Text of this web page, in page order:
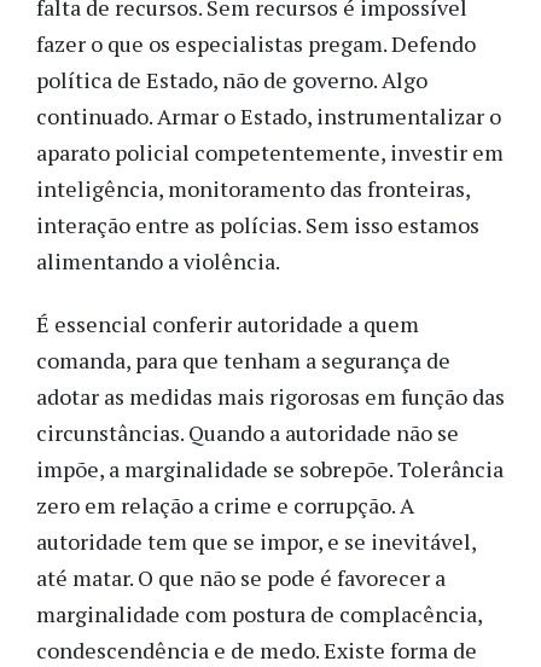
falta de recursos. Sem recursos é impossível
fazer o que os especialistas pregam. Defendo
política de Estado, não de governo. Algo
continuado. Armar o Estado, instrumentalizar o
aparato policial competentemente, investir em
inteligência, monitoramento das fronteiras,
interação entre as polícias. Sem isso estamos
alimentando a violência.
É essencial conferir autoridade a quem
comanda, para que tenham a segurança de
adotar as medidas mais rigorosas em função das
circunstâncias. Quando a autoridade não se
impõe, a marginalidade se sobrepõe. Tolerância
zero em relação a crime e corrupção. A
autoridade tem que se impor, e se inevitável,
até matar. O que não se pode é favorecer a
marginalidade com postura de complacência,
condescendência e de medo. Existe forma de